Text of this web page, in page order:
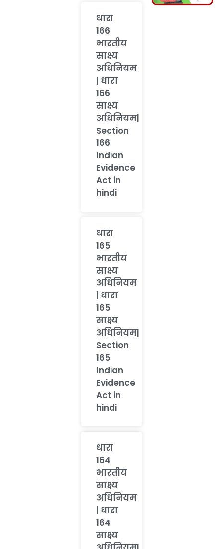
धारा
166
भारतीय
साक्ष्य
अधिनियम
| धारा
166
साक्ष्य
अधिनियम|
Section
166
Indian
Evidence
Act in
hindi
धारा
165
भारतीय
साक्ष्य
अधिनियम
| धारा
165
साक्ष्य
अधिनियम|
Section
165
Indian
Evidence
Act in
hindi
धारा
164
भारतीय
साक्ष्य
अधिनियम
| धारा
164
साक्ष्य